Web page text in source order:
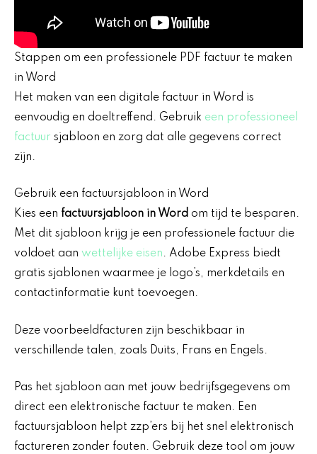
Stappen om een professionele PDF factuur te maken
in Word
Het maken van een digitale factuur in Word is
eenvoudig en doeltreffend. Gebruik een professioneel
factuur sjabloon en zorg dat alle gegevens correct
zijn.
Gebruik een factuursjabloon in Word
Kies een factuursjabloon in Word om tijd te besparen.
Met dit sjabloon krijg je een professionele factuur die
voldoet aan wettelijke eisen. Adobe Express biedt
gratis sjablonen waarmee je logo’s, merkdetails en
contactinformatie kunt toevoegen.
Deze voorbeeldfacturen zijn beschikbaar in
verschillende talen, zoals Duits, Frans en Engels.
Pas het sjabloon aan met jouw bedrijfsgegevens om
direct een elektronische factuur te maken. Een
factuursjabloon helpt zzp’ers bij het snel elektronisch
factureren zonder fouten. Gebruik deze tool om jouw